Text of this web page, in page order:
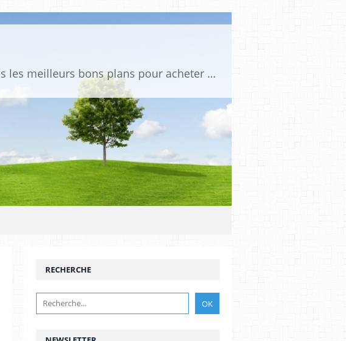
Tu es passionné de voitures miniatures ? Sur mini PDLV, tu trouveras les meilleurs bons plans pour acheter des voitures au 1:43, 1:18 ou 1:24. Tu pourras aussi découvrir des modèles de collection sous tous leurs angles. Pour ne rien louper de l'actualité des voitures miniatures, rejoins-nous !
RECHERCHE